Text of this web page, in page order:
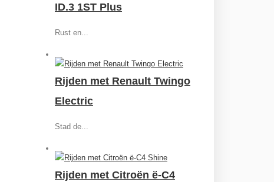
ID.3 1ST Plus
Rust en...
Rijden met Renault Twingo
Electric
Stad de...
Rijden met Citroën ë-C4